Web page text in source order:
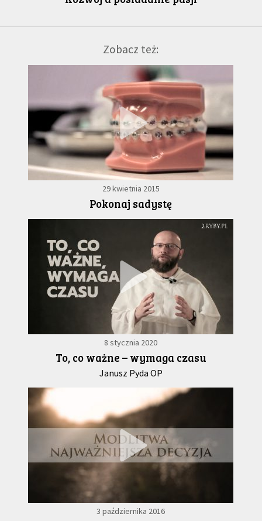
Zobacz też:
29 kwietnia 2015
Pokonaj sadystę
8 stycznia 2020
To, co ważne – wymaga czasu
Janusz Pyda OP
3 października 2016